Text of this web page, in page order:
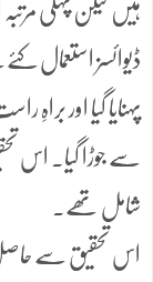
ہیں لیکن پہلی
ڈیوائسز استعمال
پہنایا گیا اور
سے جوڑا گیا۔ اس
شامل تھے۔
اس تحقیق سے